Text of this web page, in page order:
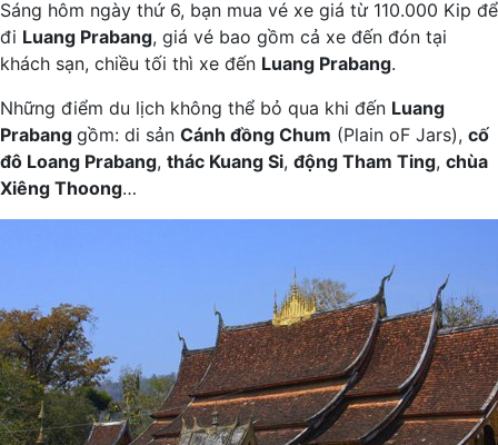
Sáng hôm ngày thứ 6, bạn mua vé xe giá từ 110.000 Kip để
đi Luang Prabang, giá vé bao gồm cả xe đến đón tại
khách sạn, chiều tối thì xe đến Luang Prabang.
Những điểm du lịch không thể bỏ qua khi đến Luang
Prabang gồm: di sản Cánh đồng Chum (Plain oF Jars), cố
đô Loang Prabang, thác Kuang Si, động Tham Ting, chùa
Xiêng Thoong…